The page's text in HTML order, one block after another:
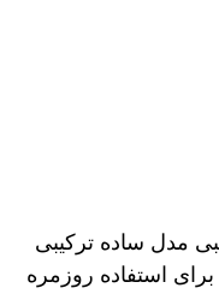
مدل ساده ترکیبی
استفاده روزمره